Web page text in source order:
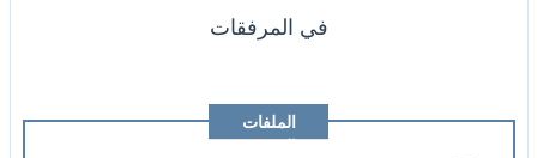
في المرفقات
الملفات
المرفقة